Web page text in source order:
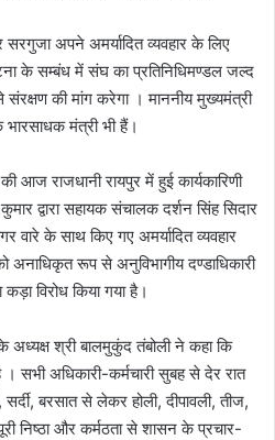
अपने अमर्यादित व्यवहार के लिए
के सम्बंध में संघ का प्रतिनिधिमण्डल जल्द
की मांग करेगा । माननीय मुख्यमंत्री
मंत्री भी हैं।
आज राजधानी रायपुर में हुई कार्यकारिणी
द्वारा सहायक संचालक दर्शन सिंह सिदार
वारे के साथ किए गए अमर्यादित व्यवहार
रूप से अनुविभागीय दण्डाधिकारी
विरोध किया गया है।
श्री बालमुकुंद तंबोली ने कहा कि
सभी अधिकारी-कर्मचारी सुबह से देर रात
बरसात से लेकर होली, दीपावली, तीज,
निष्ठा और कर्मठता से शासन के प्रचार-